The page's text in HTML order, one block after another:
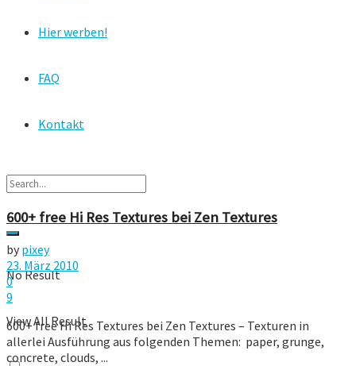
Hier werben!
FAQ
Kontakt
No Result
View All Result
600+ free Hi Res Textures bei Zen Textures
by pixey
23. März 2010
0
9
600+ free Hi Res Textures bei Zen Textures – Texturen in
allerlei Ausführung aus folgenden Themen: paper, grunge,
concrete, clouds, ...